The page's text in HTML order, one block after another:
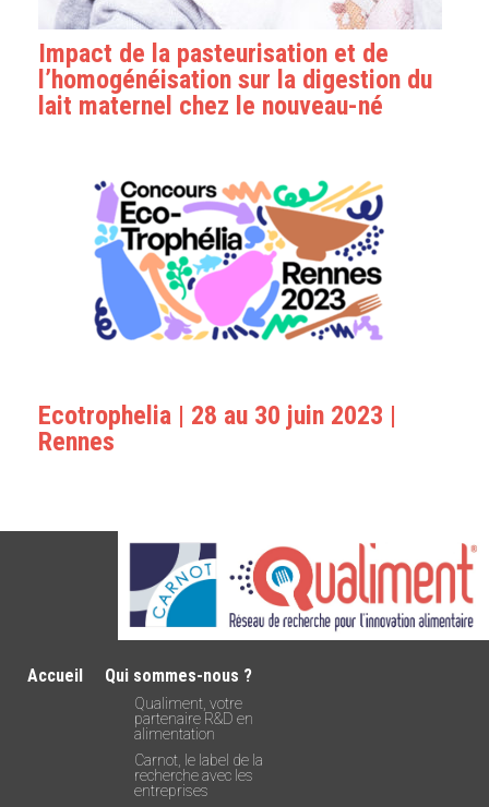
Impact de la pasteurisation et de
l’homogénéisation sur la digestion du
lait maternel chez le nouveau-né
Ecotrophelia | 28 au 30 juin 2023 |
Rennes
Accueil Qui sommes-nous ?
Qualiment, votre
partenaire R&D en
alimentation
Carnot, le label de la
recherche avec les
entreprises